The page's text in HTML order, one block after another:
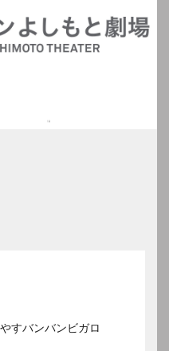
すバンバンビガロ